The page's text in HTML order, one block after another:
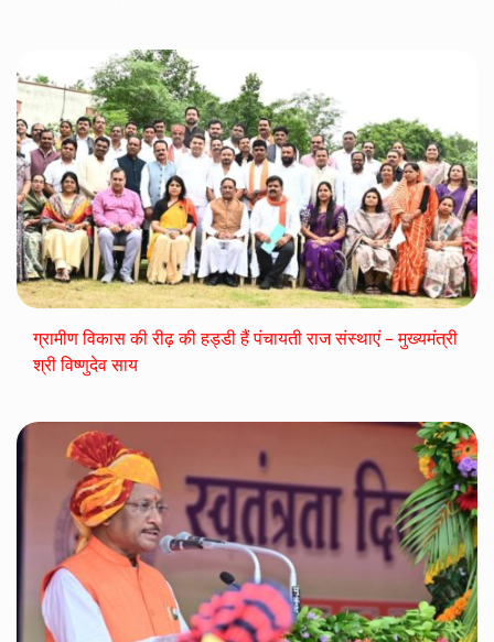
ग्रामीण विकास की रीढ़ की हड्डी हैं पंचायती राज संस्थाएं – मुख्यमंत्री
श्री विष्णुदेव साय